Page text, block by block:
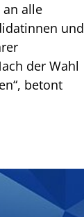
an alle
und
der Wahl
betont